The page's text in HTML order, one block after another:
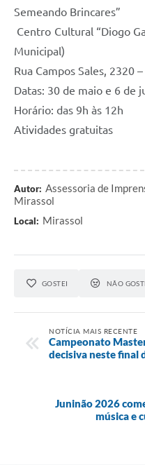
Semeando Brincares”
Centro Cultural “Diogo
Municipal)
Rua Campos Sales, 2320
Datas: 30 de maio e 6 de
Horário: das 9h às 12h
Atividades gratuitas
Autor: Assessoria de
Mirassol
Local: Mirassol
GOSTEI NÃO
NOTÍCIA MAIS RECENTE
Campeonato
decisiva neste final
Juninão 2026
música e